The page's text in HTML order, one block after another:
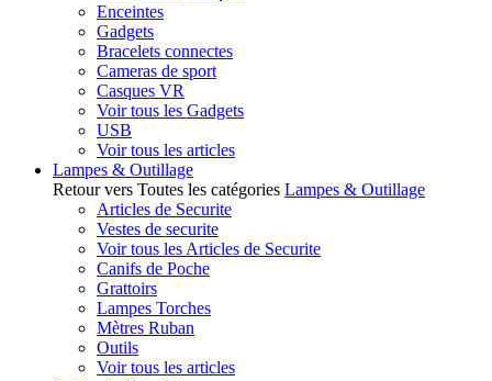
Enceintes
Gadgets
Bracelets connectes
Cameras de sport
Casques VR
Voir tous les Gadgets
USB
Voir tous les articles
Lampes & Outillage
Retour vers Toutes les catégories Lampes & Outillage
Articles de Securite
Vestes de securite
Voir tous les Articles de Securite
Canifs de Poche
Grattoirs
Lampes Torches
Mètres Ruban
Outils
Voir tous les articles